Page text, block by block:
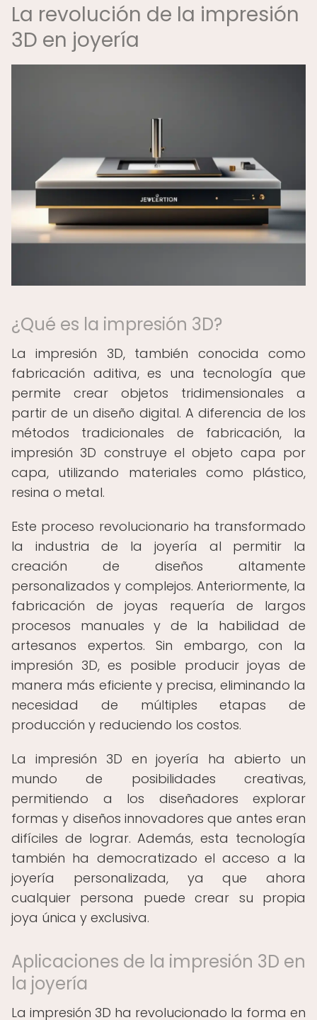
La revolución de la impresión
3D en joyería
¿Qué es la impresión 3D?
La impresión 3D, también conocida como
fabricación aditiva, es una tecnología que
permite crear objetos tridimensionales a
partir de un diseño digital. A diferencia de los
métodos tradicionales de fabricación, la
impresión 3D construye el objeto capa por
capa, utilizando materiales como plástico,
resina o metal.
Este proceso revolucionario ha transformado
la industria de la joyería al permitir la
creación de diseños altamente
personalizados y complejos. Anteriormente, la
fabricación de joyas requería de largos
procesos manuales y de la habilidad de
artesanos expertos. Sin embargo, con la
impresión 3D, es posible producir joyas de
manera más eficiente y precisa, eliminando la
necesidad de múltiples etapas de
producción y reduciendo los costos.
La impresión 3D en joyería ha abierto un
mundo de posibilidades creativas,
permitiendo a los diseñadores explorar
formas y diseños innovadores que antes eran
difíciles de lograr. Además, esta tecnología
también ha democratizado el acceso a la
joyería personalizada, ya que ahora
cualquier persona puede crear su propia
joya única y exclusiva.
Aplicaciones de la impresión 3D en
la joyería
La impresión 3D ha revolucionado la forma en